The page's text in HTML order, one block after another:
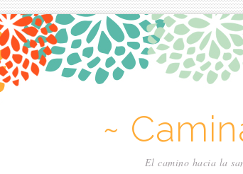
~
El camino hacia la